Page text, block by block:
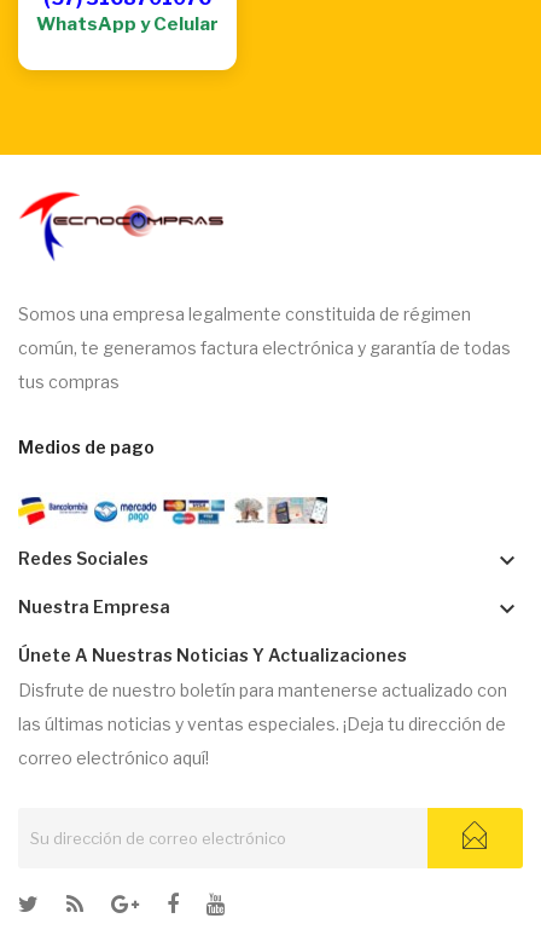
WhatsApp y Celular
Somos una empresa legalmente constituida de régimen
común, te generamos factura electrónica y garantía de todas
tus compras
Medios de pago
Redes Sociales keyboard_arrow_down
Nuestra Empresa keyboard_arrow_down
Únete A Nuestras Noticias Y Actualizaciones
Disfrute de nuestro boletín para mantenerse actualizado con
las últimas noticias y ventas especiales. ¡Deja tu dirección de
correo electrónico aquí!